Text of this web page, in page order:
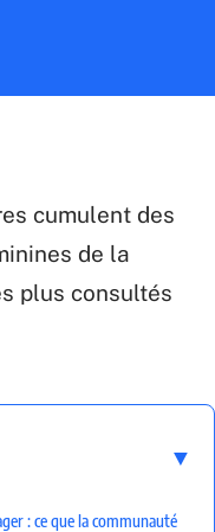
cumulent des
de la
plus consultés
: ce que la communauté